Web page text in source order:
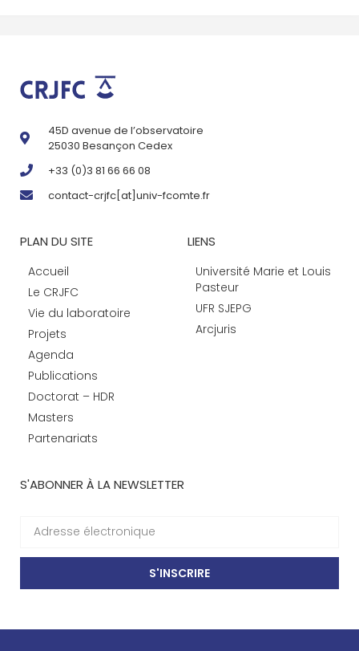
45D avenue de l’observatoire
25030 Besançon Cedex
+33 (0)3 81 66 66 08
contact-crjfc[at]univ-fcomte.fr
PLAN DU SITE
Accueil
Le CRJFC
Vie du laboratoire
Projets
Agenda
Publications
Doctorat – HDR
Masters
Partenariats
LIENS
Université Marie et Louis
Pasteur
UFR SJEPG
Arcjuris
S'ABONNER À LA NEWSLETTER
S'INSCRIRE